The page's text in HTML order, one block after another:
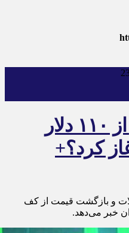
لایت‌کوین با عبور از ۱۱۰ دلار
کرد؟+
معاملات و بازگشت قیمت از کف